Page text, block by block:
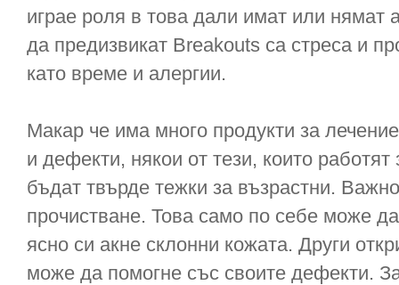
играе роля в това дали имат или нямат
да предизвикат Breakouts са стреса и
като време и алергии.
Макар че има много продукти за
и дефекти, някои от тези, които
бъдат твърде тежки за възрастни.
прочистване. Това само по себе може
ясно си акне склонни кожата. Други
може да помогне със своите дефекти.